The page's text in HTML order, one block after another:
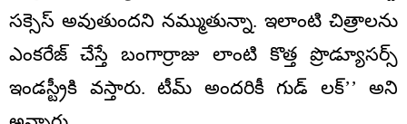
సక్సెస్ అవుతుందని నమ్ముతున్నా. ఇలాంటి చిత్రాలను
ఎంకరేజ్ చేస్తే బంగార్రాజు లాంటి కొత్త ప్రొడ్యూసర్స్
ఇండస్ట్రీకి వస్తారు. టీమ్ అందరికీ గుడ్ లక్’’ అని